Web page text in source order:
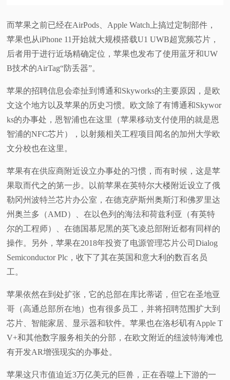
而苹果之前已经在AirPods、Apple Watch上搞过定制部件，
苹果也从iPhone 11开始就大规模搭载U1 UWB超宽频芯片，
后者用于进行近场精确定位，苹果也发布了使用蓝牙和UW
B技术的AirTag“防丢器”。
苹果的招聘信息会牵扯到博通和Skyworks的主要原因，是欧
文这个地方以及苹果的历史习惯。欧文除了有博通和Skywor
ks的办事处，恩智浦也在这里（苹果移动支付使用的就是恩
智浦的NFC芯片），以射频相关工程项目闻名的加州大学欧
文分校也在这里。
苹果有在供应商附近设立办事处的习惯，而有时候，这是苹
果取而代之的第一步。以前苹果在英特尔大楼附近设立了俄
勒冈州波特兰芯片办公室，在德克萨斯州奥斯汀和佛罗里达
州奥兰多（AMD）、在以色列的海法和荷兹利亚（有英特
尔的工程师）、在德国慕尼黑的英飞凌总部附近都有同样的
操作。另外，苹果在2018年投资了电源管理芯片公司Dialog
Semiconductor Plc，收下了其在英国和意大利的数百名员
工。
苹果依然在到处扩张，它的总部在库比蒂诺，但它在圣地亚
哥（高通总部所在地）也有很多员工，并将招聘范围扩大到
芯片、智能家居、显示器和软件。苹果也在洛杉矶有Apple T
V+和其他数字服务相关的分部，在欧文附近的纽波特海滩也
有开发AR增强现实的办事处。
苹果这只市值迫近3万亿美元的巨兽，正在吞噬上下游的一